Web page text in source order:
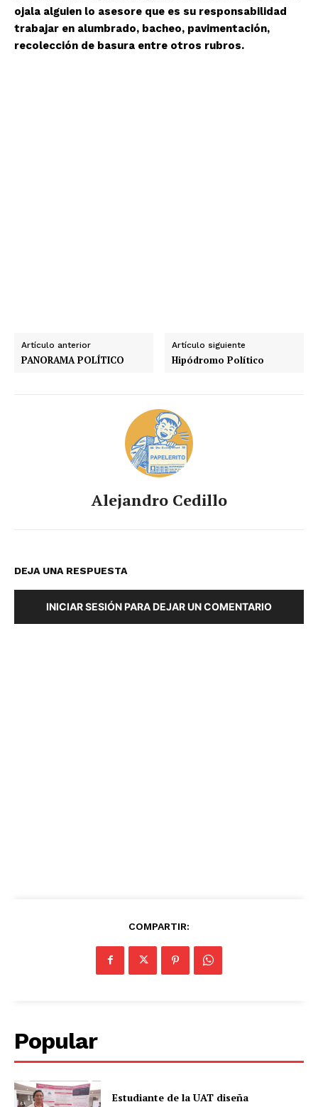
ojala alguien lo asesore que es su responsabilidad
trabajar en alumbrado, bacheo, pavimentación,
recolección de basura entre otros rubros.
Artículo anterior
PANORAMA POLÍTICO
Artículo siguiente
Hipódromo Político
Alejandro Cedillo
DEJA UNA RESPUESTA
INICIAR SESIÓN PARA DEJAR UN COMENTARIO
COMPARTIR:
Popular
Estudiante de la UAT diseña